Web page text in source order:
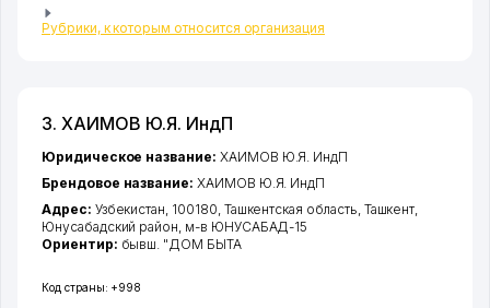
Рубрики, к которым относится организация
3. ХАИМОВ Ю.Я. ИндП
Код страны: +998
Юридическое название: ХАИМОВ Ю.Я. ИндП
Брендовое название: ХАИМОВ Ю.Я. ИндП
Адрес: Узбекистан, 100180, Ташкентская область, Ташкент,
Юнусабадский район, м-в ЮНУСАБАД-15
Ориентир: бывш. "ДОМ БЫТА